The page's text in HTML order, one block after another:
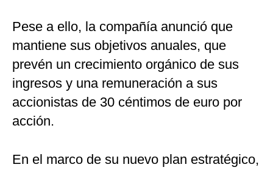
Pese a ello, la compañía anunció que
mantiene sus objetivos anuales, que
prevén un crecimiento orgánico de sus
ingresos y una remuneración a sus
accionistas de 30 céntimos de euro por
acción.
En el marco de su nuevo plan estratégico,